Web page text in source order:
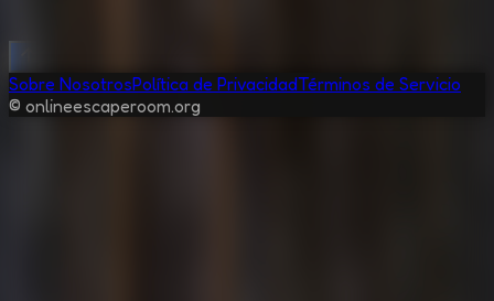
Sobre NosotrosPolítica de PrivacidadTérminos de Servicio
© onlineescaperoom.org